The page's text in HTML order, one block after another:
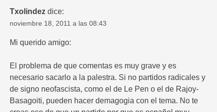
Txolindez dice:
noviembre 18, 2011 a las 08:43
Mi querido amigo:
El problema de que comentas es muy grave y es
necesario sacarlo a la palestra. Si no partidos radicales y
de signo neofascista, como el de Le Pen o el de Rajoy-
Basagoiti, pueden hacer demagogia con el tema. No te